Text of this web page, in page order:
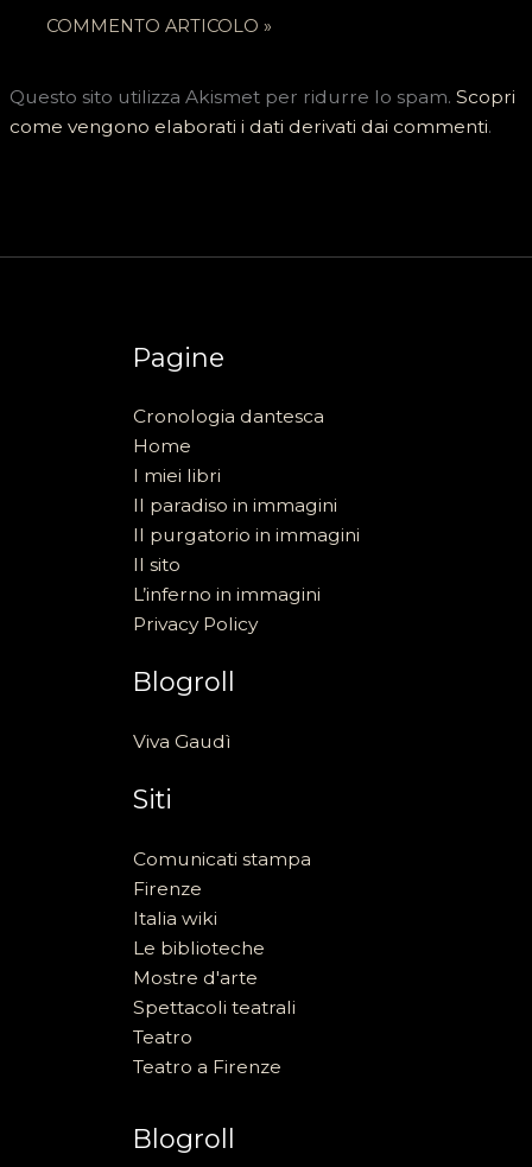
Questo sito utilizza Akismet per ridurre lo spam.Scopri
come vengono elaborati i dati derivati dai commenti.
Pagine
Cronologia dantesca
Home
I miei libri
Il paradiso in immagini
Il purgatorio in immagini
Il sito
L’inferno in immagini
Privacy Policy
Blogroll
Viva Gaudì
Siti
Comunicati stampa
Firenze
Italia wiki
Le biblioteche
Mostre d'arte
Spettacoli teatrali
Teatro
Teatro a Firenze
Blogroll